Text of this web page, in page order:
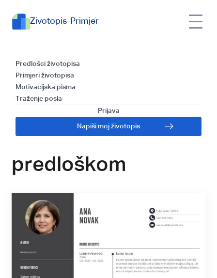
Zivotopis-Primjer
Predlošci životopisa
Primjeri životopisa
Motivacijska pisma
Traženje posla
Prijava
Napiši moj životopis
Kako napisati
efektivan životopis
za posao čistača
kuće: Vodič s
predloškom